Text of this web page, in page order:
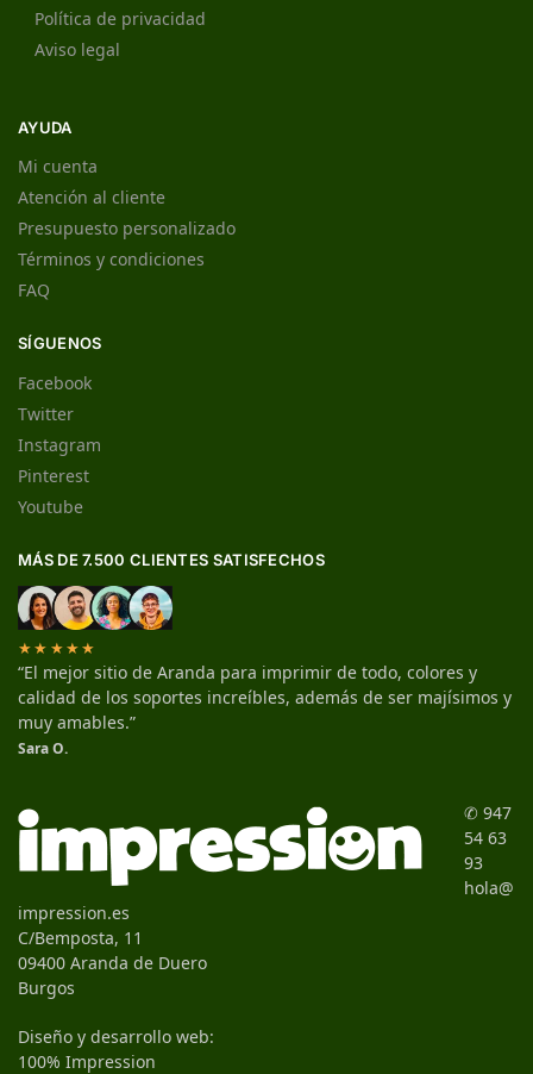
Política de privacidad
Aviso legal
AYUDA
Mi cuenta
Atención al cliente
Presupuesto personalizado
Términos y condiciones
FAQ
SÍGUENOS
Facebook
Twitter
Instagram
Pinterest
Youtube
MÁS DE 7.500 CLIENTES SATISFECHOS
★★★★★
“El mejor sitio de Aranda para imprimir de todo, colores y
calidad de los soportes increíbles, además de ser majísimos y
muy amables.”
Sara O.
✆ 947
54 63
93
hola@
impression.es
C/Bemposta, 11
09400 Aranda de Duero
Burgos
Diseño y desarrollo web:
100% Impression